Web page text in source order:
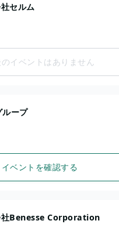
セルム
のイベントはありません
ループ
イベントを確認する
社Benesse Corporation